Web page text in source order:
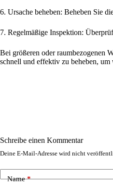
6. Ursache beheben: Beheben Sie
7. Regelmäßige Inspektion:
Bei größeren oder raumbezogenen
schnell und effektiv zu beheben, um
Schreibe einen Kommentar
Deine E-Mail-Adresse wird nicht
Name*